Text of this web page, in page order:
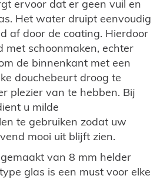
ervoor dat er geen vuil en
Het water druipt eenvoudig
af door de coating. Hierdoor
schoonmaken, echter
de binnenkant met een
douchebeurt droog te
plezier van te hebben. Bij
u milde
te gebruiken zodat uw
mooi uit blijft zien.
van 8 mm helder
glas is een must voor elke